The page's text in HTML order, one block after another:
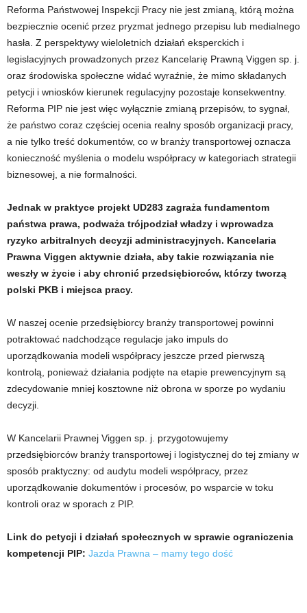
Reforma Państwowej Inspekcji Pracy nie jest zmianą, którą można
bezpiecznie ocenić przez pryzmat jednego przepisu lub medialnego
hasła. Z perspektywy wieloletnich działań eksperckich i
legislacyjnych prowadzonych przez Kancelarię Prawną Viggen sp. j.
oraz środowiska społeczne widać wyraźnie, że mimo składanych
petycji i wniosków kierunek regulacyjny pozostaje konsekwentny.
Reforma PIP nie jest więc wyłącznie zmianą przepisów, to sygnał,
że państwo coraz częściej ocenia realny sposób organizacji pracy,
a nie tylko treść dokumentów, co w branży transportowej oznacza
konieczność myślenia o modelu współpracy w kategoriach strategii
biznesowej, a nie formalności.
Jednak w praktyce projekt UD283 zagraża fundamentom
państwa prawa, podważa trójpodział władzy i wprowadza
ryzyko arbitralnych decyzji administracyjnych. Kancelaria
Prawna Viggen aktywnie działa, aby takie rozwiązania nie
weszły w życie i aby chronić przedsiębiorców, którzy tworzą
polski PKB i miejsca pracy.
W naszej ocenie przedsiębiorcy branży transportowej powinni
potraktować nadchodzące regulacje jako impuls do
uporządkowania modeli współpracy jeszcze przed pierwszą
kontrolą, ponieważ działania podjęte na etapie prewencyjnym są
zdecydowanie mniej kosztowne niż obrona w sporze po wydaniu
decyzji.
W Kancelarii Prawnej Viggen sp. j. przygotowujemy
przedsiębiorców branży transportowej i logistycznej do tej zmiany w
sposób praktyczny: od audytu modeli współpracy, przez
uporządkowanie dokumentów i procesów, po wsparcie w toku
kontroli oraz w sporach z PIP.
Link do petycji i działań społecznych w sprawie ograniczenia
kompetencji PIP: Jazda Prawna – mamy tego dość